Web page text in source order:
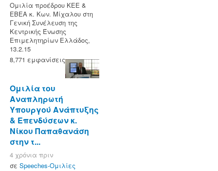
Ομιλία προέδρου ΚΕΕ &
ΕΒΕΑ κ. Κων. Μίχαλου στη
Γενική Συνέλευση της
Κεντρικής Ένωσης
Επιμελητηρίων Ελλάδος,
13.2.15
8,771 εμφανίσεις
Ομιλία του
Αναπληρωτή
Υπουργού Ανάπτυξης
& Επενδύσεων κ.
Νίκου Παπαθανάση
στην τ...
4 χρόνια πριν
σε Speeches-Ομιλίες